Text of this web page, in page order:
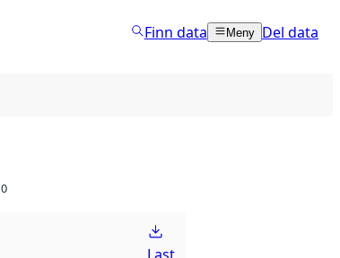
Finn data Meny Del data
0